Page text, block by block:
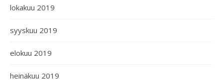
lokakuu 2019
syyskuu 2019
elokuu 2019
heinäkuu 2019